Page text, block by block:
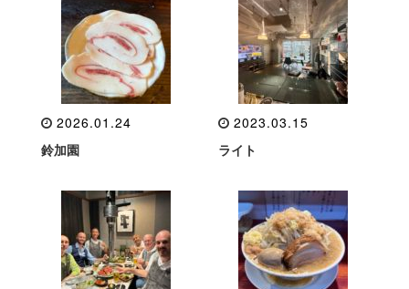
2026.01.24
鈴加園
2023.03.15
ライト